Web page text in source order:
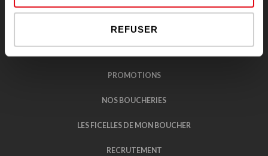
REFUSER
NOS VIANDES D’EXCEPTION
PROMOTIONS
NOS BOUCHERIES
LES FICELLES DE MON BOUCHER
RECRUTEMENT